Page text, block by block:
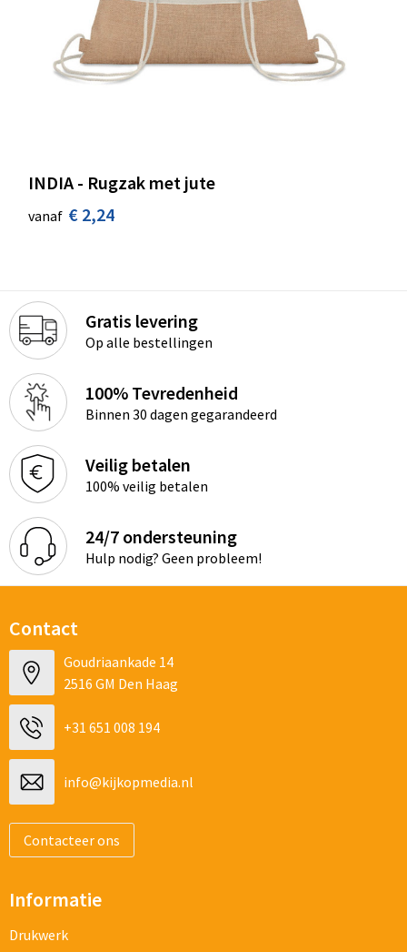
INDIA - Rugzak met jute
vanaf € 2,24
Gratis levering
Op alle bestellingen
100% Tevredenheid
Binnen 30 dagen gegarandeerd
Veilig betalen
100% veilig betalen
24/7 ondersteuning
Hulp nodig? Geen probleem!
Contact
Goudriaankade 14
2516 GM Den Haag
+31 651 008 194
info@kijkopmedia.nl
Contacteer ons
Informatie
Drukwerk